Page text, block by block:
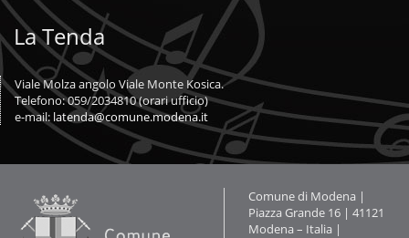
La Tenda
Viale Molza angolo Viale Monte Kosica.
Telefono: 059/2034810 (orari ufficio)
e-mail: latenda@comune.modena.it
Contatti
Comune di Modena |
Piazza Grande 16 | 41121
Modena – Italia |